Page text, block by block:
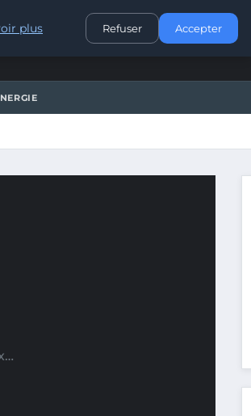
CONTACT
plus Refuser Accepter